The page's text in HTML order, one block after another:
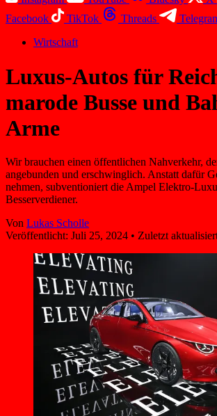
Facebook
TikTok Threads
Wirtschaft
Luxus-Autos für
marode Busse und
Arme
Wir brauchen einen öffentlichen Nahverkehr,
angebunden und erschwinglich. Anstatt dafür
nehmen, subventioniert die Ampel Elektro-
Besserverdiener.
Von Lukas Scholle
Veröffentlicht: Juli 25, 2024 • Zuletzt